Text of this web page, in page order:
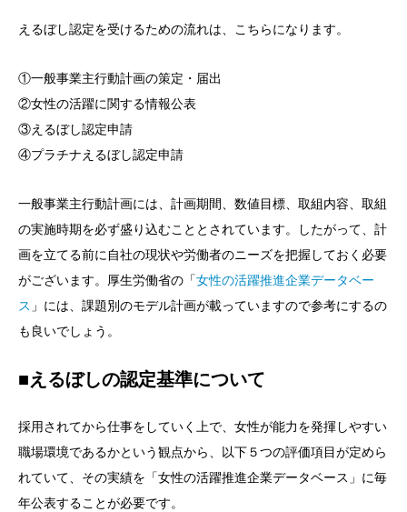
えるぼし認定を受けるための流れは、こちらになります。
①一般事業主行動計画の策定・届出
②女性の活躍に関する情報公表
③えるぼし認定申請
④プラチナえるぼし認定申請
一般事業主行動計画には、計画期間、数値目標、取組内容、取組
の実施時期を必ず盛り込むこととされています。したがって、計
画を立てる前に自社の現状や労働者のニーズを把握しておく必要
がございます。厚生労働省の「女性の活躍推進企業データベー
ス 」には、課題別のモデル計画が載っていますので参考にするの
も良いでしょう。
■えるぼしの認定基準について
採用されてから仕事をしていく上で、女性が能力を発揮しやすい
職場環境であるかという観点から、以下５つの評価項目が定めら
れていて、その実績を「女性の活躍推進企業データベース」に毎
年公表することが必要です。